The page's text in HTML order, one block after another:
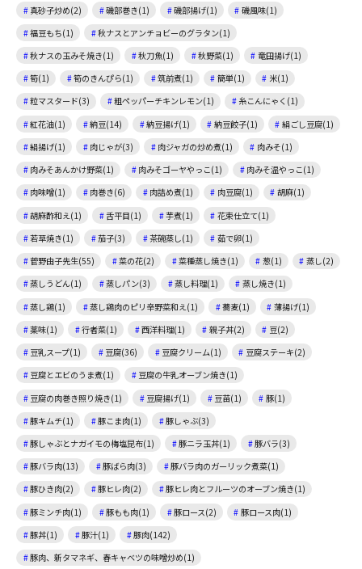
真砂子炒め(2)
磯部巻き(1) 磯部揚げ(1)
磯風味(1)
福豆もち(1)
秋ナスとアンチョビーのグラタン(1)
秋ナスの玉みそ焼き(1)
秋刀魚(1) 秋野菜(1)
竜田揚げ(1)
筍(1)
筍のきんぴら(1) 筑前煮(1) 簡単(1)
米(1)
粒マスタード(3)
粗ペッパーチキンレモン(1)
糸こんにゃく(1)
紅花油(1)
納豆(14) 納豆揚げ(1) 納豆餃子(1)
絹ごし豆腐(1)
絹揚げ(1)
肉じゃが(3) 肉ジャガの炒め煮(1)
肉みそ(1)
肉みそあんかけ野菜(1)
肉みそゴーヤやっこ(1)
肉みそ温やっこ(1)
肉味噌(1)
肉巻き(6) 肉詰め煮(1) 肉豆腐(1)
胡麻(1)
胡麻酢和え(1)
舌平目(1) 芋煮(1)
花束仕立て(1)
若草焼き(1)
茄子(3) 茶碗蒸し(1)
茹で卵(1)
菅野由子先生(55)
菜の花(2) 菜種蒸し焼き(1) 葱(1)
蒸し(2)
蒸しうどん(1)
蒸しパン(3) 蒸し料理(1)
蒸し焼き(1)
蒸し鶏(1)
蒸し鶏肉のピリ辛野菜和え(1) 蕎麦(1)
薄揚げ(1)
薬味(1)
行者菜(1) 西洋料理(1) 親子丼(2)
豆(2)
豆乳スープ(1)
豆腐(36) 豆腐クリーム(1)
豆腐ステーキ(2)
豆腐とエビのうま煮(1)
豆腐の牛乳オーブン焼き(1)
豆腐の肉巻き照り焼き(1)
豆腐揚げ(1) 豆苗(1)
豚(1)
豚キムチ(1)
豚こま肉(1)
豚しゃぶ(3)
豚しゃぶとナガイモの梅塩昆布(1)
豚ニラ玉丼(1)
豚バラ(3)
豚バラ肉(13)
豚ばら肉(3)
豚バラ肉のガーリック煮菜(1)
豚ひき肉(2)
豚ヒレ肉(2)
豚ヒレ肉とフルーツのオーブン焼き(1)
豚ミンチ肉(1)
豚もも肉(1) 豚ロース(2)
豚ロース肉(1)
豚丼(1)
豚汁(1)
豚肉(142)
豚肉、新タマネギ、春キャベツの味噌炒め(1)